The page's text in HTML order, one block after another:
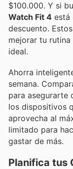
$100.000. Y si
Watch Fit 4 está
descuento.
mejorar tu
ideal.
Ahorra
semana.
para asegurarte
los dispositivos
aprovecha al
limitado para
gastar de más.
Planifica tus